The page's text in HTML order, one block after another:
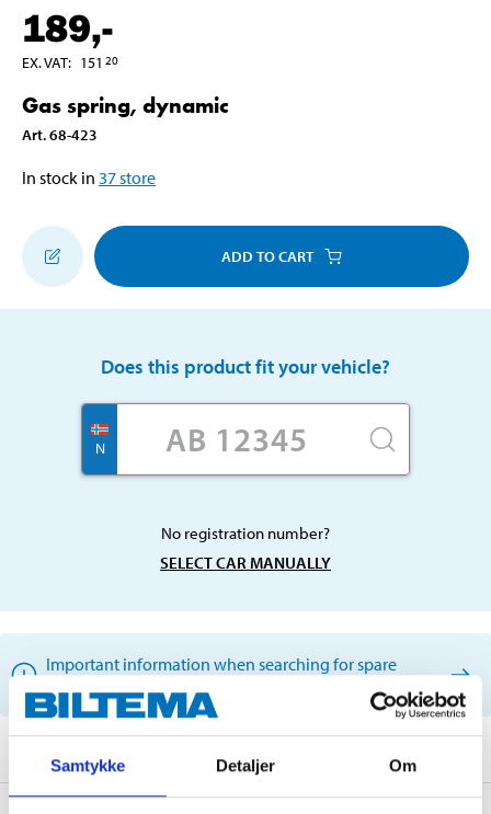
Samtykke Detaljer Om
189,-
EX. VAT: 151 20
Gas spring, dynamic
Art.68-423
In stock in 37store
ADD TO CART
Does this product fit your vehicle?
N
No registration number?
SELECT CAR MANUALLY
Important information when searching for spare